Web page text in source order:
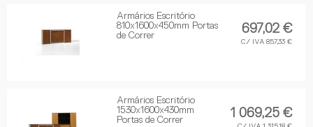
Armários Escritório
810x1600x450mm Portas
de Correr
697,02 €
C/ IVA 857,33 €
Armários Escritório
1530x1600x430mm
Portas de Correr
1 069,25 €